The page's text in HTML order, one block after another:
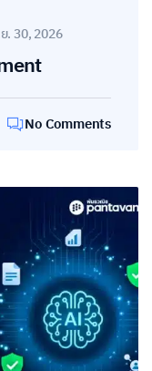
. 30, 2026
No Comments